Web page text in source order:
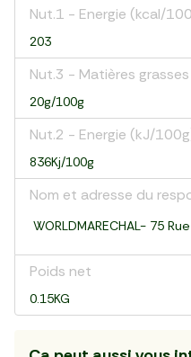
Nut.1 - Energie (kcal/
203
Nut.3 - Matières grasses
20g/100g
Nut.2 - Energie (kJ/
836Kj/100g
Nom et adresse du
WORLDMARECHAL- 75
Poids net
0.15KG